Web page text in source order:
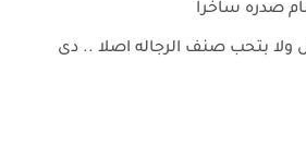
صدره ساخرا
بتحب صنف الرجاله اصلا .. دى